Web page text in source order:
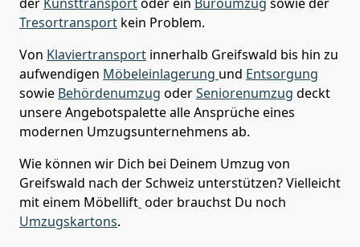
Tresortransport kein Problem.
Von Klaviertransport innerhalb Greifswald bis hin zu
aufwendigen Möbeleinlagerung und Entsorgung
sowie Behördenumzug oderSeniorenumzug deckt
unsere Angebotspalette alle Ansprüche eines
modernen Umzugsunternehmens ab.
Wie können wir Dich bei Deinem Umzug von
Greifswald nach der Schweiz unterstützen? Vielleicht
mit einem Möbellift oder brauchst Du noch
Umzugskartons.